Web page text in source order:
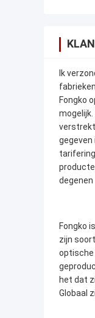
Ik
Fongko
gegeven
Fongko
zijn
optische
het dat
Globaal